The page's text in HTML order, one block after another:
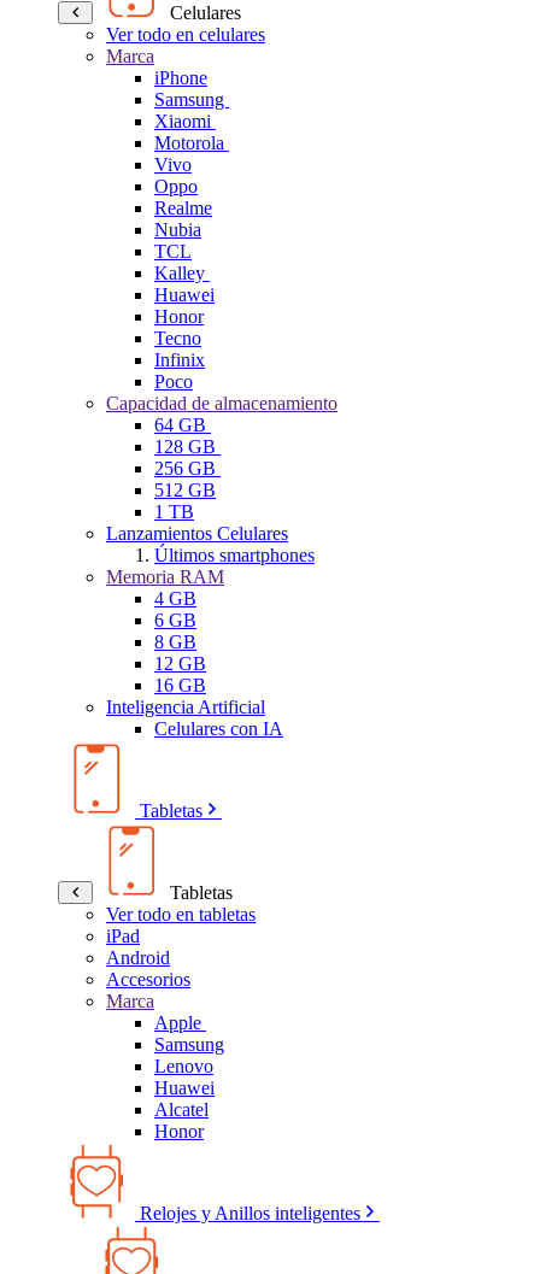
Celulares
Ver todo en celulares
Marca
iPhone
Samsung
Xiaomi
Motorola
Vivo
Oppo
Realme
Nubia
TCL
Kalley
Huawei
Honor
Tecno
Infinix
Poco
Capacidad de almacenamiento
64 GB
128 GB
256 GB
512 GB
1 TB
Lanzamientos Celulares
Últimos smartphones
Memoria RAM
4 GB
6 GB
8 GB
12 GB
16 GB
Inteligencia Artificial
Celulares con IA
Tabletas
Tabletas
Ver todo en tabletas
iPad
Android
Accesorios
Marca
Apple
Samsung
Lenovo
Huawei
Alcatel
Honor
Relojes y Anillos inteligentes